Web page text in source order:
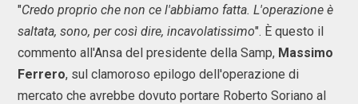
"Credo proprio che non ce l'abbiamo fatta. L'operazione è
saltata, sono, per così dire, incavolatissimo". È questo il
commento all'Ansa del presidente della Samp, Massimo
Ferrero, sul clamoroso epilogo dell'operazione di
mercato che avrebbe dovuto portare Roberto Soriano al